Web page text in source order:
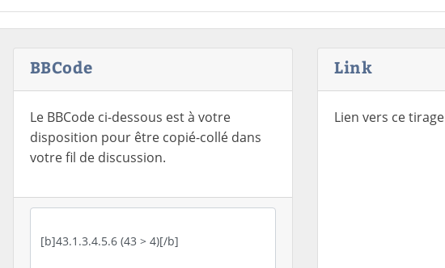
BBCode
Le BBCode ci-dessous est à votre
disposition pour être copié-collé dans
votre fil de discussion.
Link
Lien vers ce tirage